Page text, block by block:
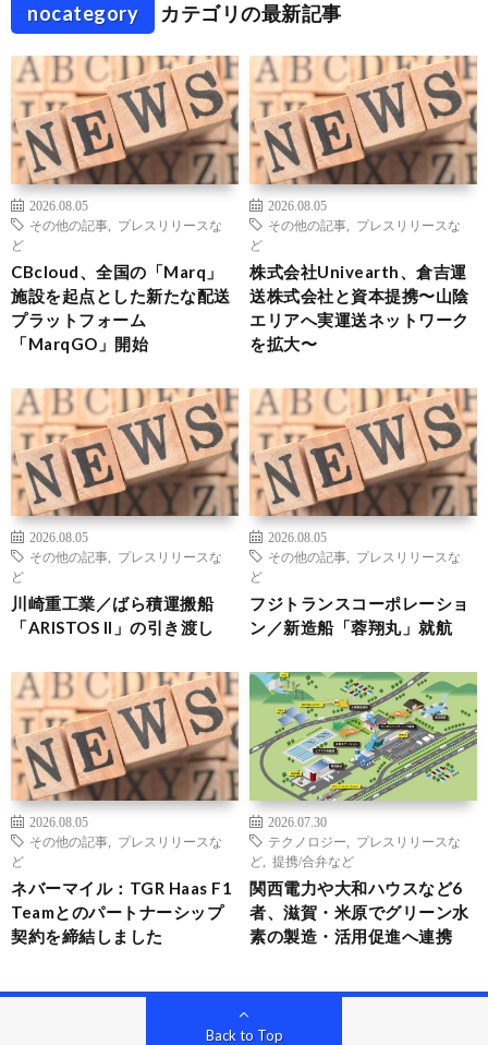
nocategory カテゴリの最新記事
2026.08.05
その他の記事
プレスリリースな
ど
CBcloud、全国の「Marq」
施設を起点とした新たな配送
プラットフォーム
「MarqGO」開始
2026.08.05
その他の記事
プレスリリースな
ど
株式会社Univearth、倉吉運
送株式会社と資本提携〜山陰
エリアへ実運送ネットワーク
を拡大〜
2026.08.05
その他の記事
プレスリリースな
ど
川崎重工業／ばら積運搬船
「ARISTOS II」の引き渡し
2026.08.05
その他の記事
プレスリリースな
ど
フジトランスコーポレーショ
ン／新造船「蓉翔丸」就航
2026.08.05
その他の記事
プレスリリースな
ど
ネバーマイル：TGR Haas F1
Teamとのパートナーシップ
契約を締結しました
2026.07.30
テクノロジー
プレスリリースな
ど
提携/合弁など
関西電力や大和ハウスなど6
者、滋賀・米原でグリーン水
素の製造・活用促進へ連携
Back to Top